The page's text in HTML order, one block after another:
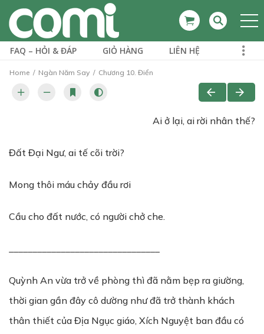
FAQ – HỎI & ĐÁP GIỎ HÀNG LIÊN HỆ
Home Ngàn Năm Say Chương 10. Điển
Ai ở lại, ai rời nhân thế?
Đất Đại Ngư, ai tế cõi trời?
Mong thôi máu chảy đầu rơi
Cầu cho đất nước, có người chở che.
Quỳnh An vừa trở về phòng thì đã nằm bẹp ra giường,
thời gian gần đây cô dường như đã trở thành khách
thân thiết của Địa Ngục giáo, Xích Nguyệt ban đầu có